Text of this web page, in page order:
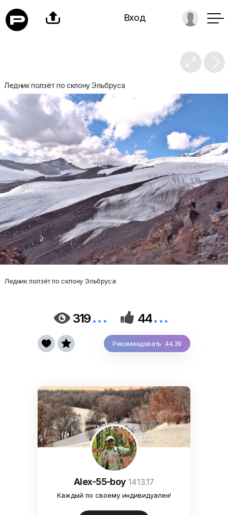
 Вход

Ледник ползёт по склону Эльбруса
Ледник ползёт по склону Эльбруса
 319...  44...
Рекомендовать 44.39
 
Alex-55-boy 1413.17
Каждый по своему индивидуален!